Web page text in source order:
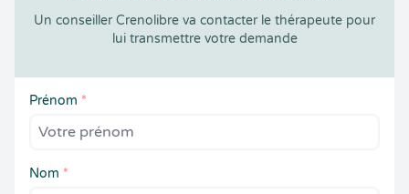
Un conseiller Crenolibre va contacter le thérapeute pour
lui transmettre votre demande
Prénom *
Nom *